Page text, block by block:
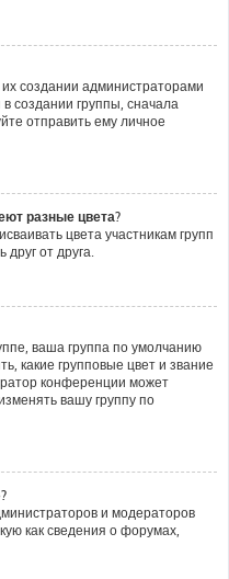
создании администраторами
создании группы, сначала
отправить ему личное
разные цвета?
цвета участникам групп
от друга.
ваша группа по умолчанию
какие групповые цвет и звание
конференции может
вашу группу по
и модераторов
как сведения о форумах,